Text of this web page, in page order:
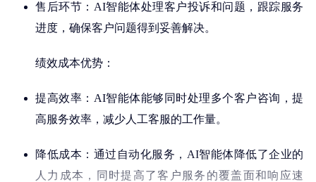
售后环节：AI智能体处理客户投诉和问题，跟踪服务
进度，确保客户问题得到妥善解决。
绩效成本优势：
提高效率：AI智能体能够同时处理多个客户咨询，提
高服务效率，减少人工客服的工作量。
降低成本：通过自动化服务，AI智能体降低了企业的
人力成本，同时提高了客户服务的覆盖面和响应速